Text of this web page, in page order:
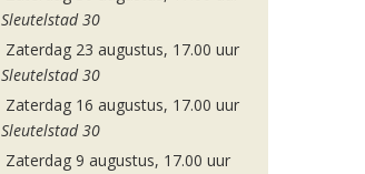
Sleutelstad 30
Zaterdag 23 augustus, 17.00 uur
Sleutelstad 30
Zaterdag 16 augustus, 17.00 uur
Sleutelstad 30
Zaterdag 9 augustus, 17.00 uur